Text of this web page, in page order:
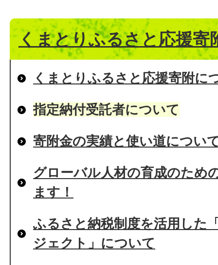
くまとりふるさと応援寄
くまとりふるさと応援寄附に
指定納付受託者について
寄附金の実績と使い道につい
グローバル人材の育成のため
ます！
ふるさと納税制度を活用した
ジェクト」について